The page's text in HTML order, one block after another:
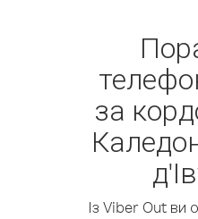
за
Із Viber Out ви